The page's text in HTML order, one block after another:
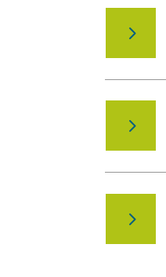
5
5
5